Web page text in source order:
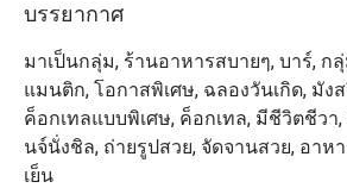
และการรับประทานอาหารกับครอบครัว
ร้านนี้เน้นพิซซ่าอบเตาฟืนที่ทำสดใหม่
หนึบหนับและมีกลิ่นหอม Bacon
ชอบ มีรสชาติที่เป็นเอกลักษณ์และวัตถุดิ
เมนูที่ไม่ควรพลาดในร้าน
บรรยากาศ
มาเป็นกลุ่ม, ร้านอาหารสบายๆ, บาร์, ก
แมนติก, โอกาสพิเศษ, ฉลองวันเกิด, มัง
ค็อกเทลแบบพิเศษ, ค็อกเทล, มีชีวิตชีวา,
นจ์นั่งชิล, ถ่ายรูปสวย, จัดจานสวย, อาห
เย็น